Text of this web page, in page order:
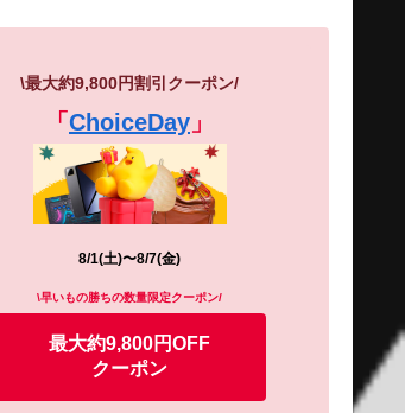
\最大約9,800円割引 クーポン/
「ChoiceDay 」
8/1(土)〜8/7(金)
\早いもの勝ちの数量限定クーポン/
最大約9,800円OFF
クーポン